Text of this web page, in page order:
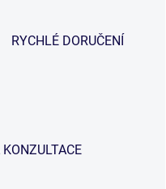
RYCHLÉ DORUČENÍ